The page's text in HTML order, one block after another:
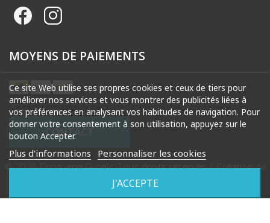
Ce site Web utilise ses propres cookies et ceux de tiers pour
améliorer nos services et vous montrer des publicités liées à
vos préférences en analysant vos habitudes de navigation. Pour
donner votre consentement à son utilisation, appuyez sur le
bouton Accepter.
Plus d'informations Personnaliser les cookies
J'ACCEPTE
MOYENS DE PAIEMENTS
CONTACT
© 2026 Droguerie Gysels. Tous droits réservés |Création de
site internet Produweb™